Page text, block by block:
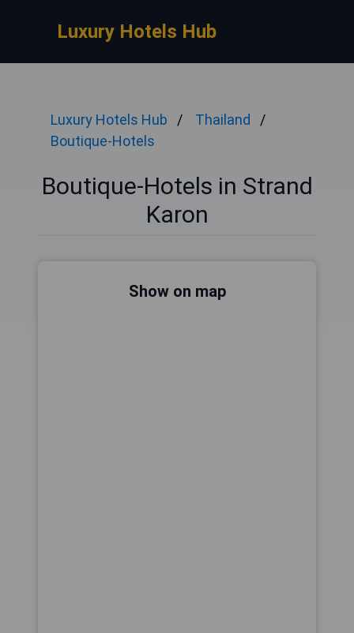
Luxury Hotels Hub
Luxury Hotels Hub
Thailand
Boutique-Hotels
Boutique-Hotels in Strand
Karon
Show on map